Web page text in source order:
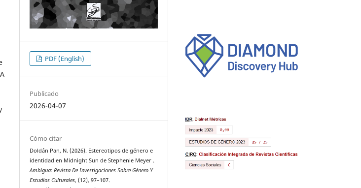
PDF (English)
Publicado
2026-04-07
Cómo citar
Doldán Pan, N. (2026). Estereotipos de género e
identidad en Midnight Sun de Stephenie Meyer .
Ambigua: Revista De Investigaciones Sobre Género Y
Estudios Culturales, (12), 97–107.